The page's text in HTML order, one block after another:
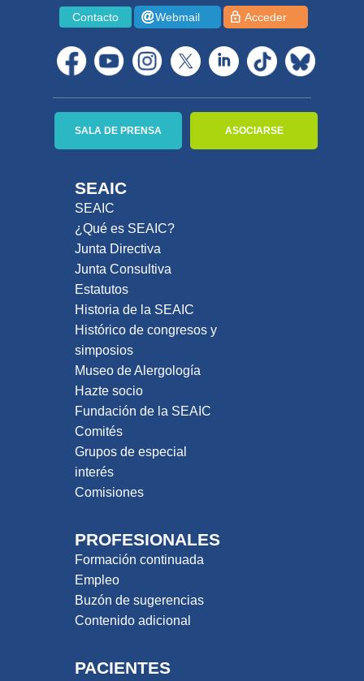
Contacto Webmail Acceder
SEAIC
SEAIC
¿Qué es SEAIC?
Junta Directiva
Junta Consultiva
Estatutos
Historia de la SEAIC
Histórico de congresos y
simposios
Museo de Alergología
Hazte socio
Fundación de la SEAIC
Comités
Grupos de especial
interés
Comisiones
PROFESIONALES
Formación continuada
Empleo
Buzón de sugerencias
Contenido adicional
PACIENTES
SALA DE PRENSA ASOCIARSE